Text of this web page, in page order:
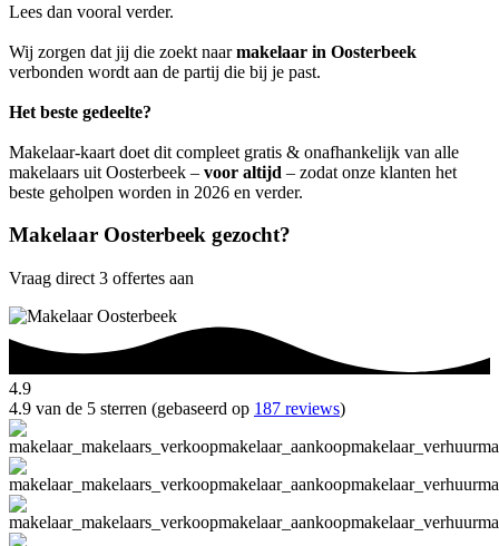
Lees dan vooral verder.
Wij zorgen dat jij die zoekt naarmakelaar in Oosterbeek
verbonden wordt aan de partij die bij je past.
Het beste gedeelte?
Makelaar-kaart doet dit compleet gratis & onafhankelijk van alle
makelaars uit Oosterbeek – voor altijd – zodat onze klanten het
beste geholpen worden in 2026 en verder.
Makelaar Oosterbeek gezocht?
Vraag direct 3 offertes aan
4.9
4.9 van de 5 sterren (gebaseerd op 187 reviews)